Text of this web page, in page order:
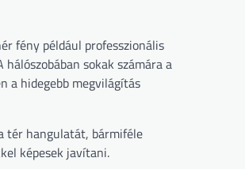
fény például professzionális
sokak számára a
a hidegebb megvilágítás
tér hangulatát, bármiféle
képesek javítani.